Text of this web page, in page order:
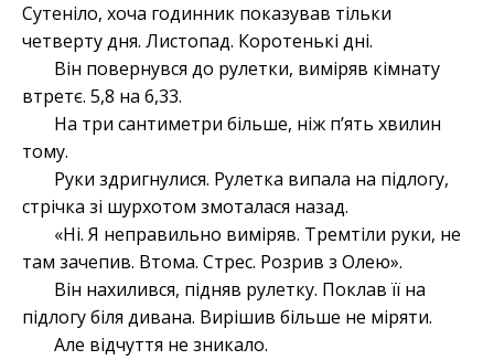
Сутеніло, хоча годинник показував тільки
четверту дня. Листопад. Коротенькі дні.
Він повернувся до рулетки, виміряв кімнату
втретє. 5,8 на 6,33.
На три сантиметри більше, ніж п’ять хвилин
тому.
Руки здригнулися. Рулетка випала на підлогу,
стрічка зі шурхотом змоталася назад.
«Ні. Я неправильно виміряв. Тремтіли руки, не
там зачепив. Втома. Стрес. Розрив з Олею».
Він нахилився, підняв рулетку. Поклав її на
підлогу біля дивана. Вирішив більше не міряти.
Але відчуття не зникало.